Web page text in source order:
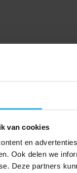
van cookies
en
Ook delen we
Deze partners